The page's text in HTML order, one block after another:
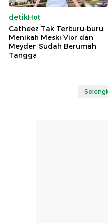
detikHot
Catheez Tak Terburu-buru
Menikah Meski Vior dan
Meyden Sudah Berumah
Tangga